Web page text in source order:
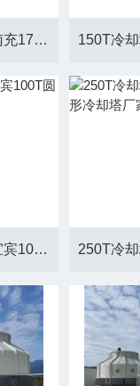
175T冷却塔四川南充175T圆形冷却塔厂家
100T冷却塔四川宜宾100T圆形冷却塔厂家